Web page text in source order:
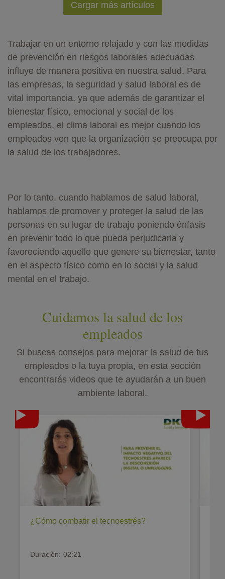
Cargar más artículos
Trabajar en un entorno relajado y con las medidas
de prevención en riesgos laborales adecuadas
influye de manera positiva en nuestra salud. Para
las empresas, la seguridad y salud laboral es de
vital importancia, ya que además de garantizar el
bienestar físico, emocional y social de los
empleados, el clima laboral es mejor cuando los
empleados ven que la organización se preocupa por
la salud de los trabajadores.
Por lo tanto, cuando hablamos de salud laboral,
hablamos de promover y proteger la salud de las
personas en su lugar de trabajo poniendo énfasis
en prevenir todo lo que pueda perjudicarla y
favoreciendo aquello que genere su bienestar, tanto
en el aspecto físico como en lo social y la salud
mental en el trabajo.
Cuidamos la salud de los
empleados
Si buscas consejos para mejorar la salud de tus
empleados o la tuya propia, en esta sección
encontrarás videos que te ayudarán a un buen
ambiente laboral.
¿Cómo combatir el tecnoestrés?
Duración: 02:21